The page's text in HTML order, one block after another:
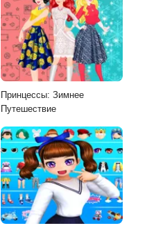
Принцессы: Зимнее
Путешествие